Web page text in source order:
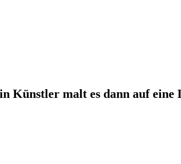
Künstler malt es dann auf eine